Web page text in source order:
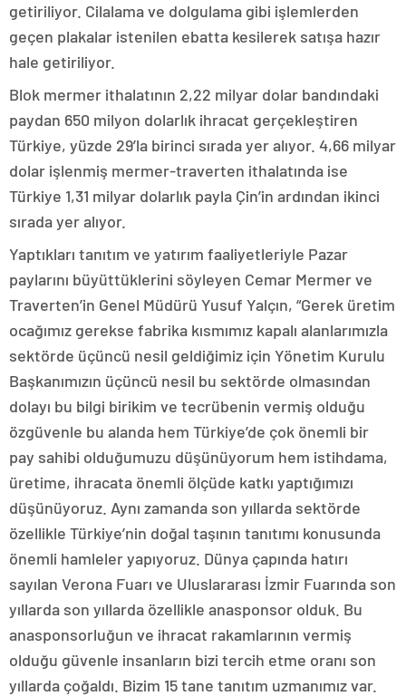
getiriliyor. Cilalama ve dolgulama gibi işlemlerden
geçen plakalar istenilen ebatta kesilerek satışa hazır
hale getiriliyor.
Blok mermer ithalatının 2,22 milyar dolar bandındaki
paydan 650 milyon dolarlık ihracat gerçekleştiren
Türkiye, yüzde 29’la birinci sırada yer alıyor. 4,66 milyar
dolar işlenmiş mermer-traverten ithalatında ise
Türkiye 1,31 milyar dolarlık payla Çin’in ardından ikinci
sırada yer alıyor.
Yaptıkları tanıtım ve yatırım faaliyetleriyle Pazar
paylarını büyüttüklerini söyleyen Cemar Mermer ve
Traverten’in Genel Müdürü Yusuf Yalçın, “Gerek üretim
ocağımız gerekse fabrika kısmımız kapalı alanlarımızla
sektörde üçüncü nesil geldiğimiz için Yönetim Kurulu
Başkanımızın üçüncü nesil bu sektörde olmasından
dolayı bu bilgi birikim ve tecrübenin vermiş olduğu
özgüvenle bu alanda hem Türkiye’de çok önemli bir
pay sahibi olduğumuzu düşünüyorum hem istihdama,
üretime, ihracata önemli ölçüde katkı yaptığımızı
düşünüyoruz. Aynı zamanda son yıllarda sektörde
özellikle Türkiye’nin doğal taşının tanıtımı konusunda
önemli hamleler yapıyoruz. Dünya çapında hatırı
sayılan Verona Fuarı ve Uluslararası İzmir Fuarında son
yıllarda son yıllarda özellikle anasponsor olduk. Bu
anasponsorluğun ve ihracat rakamlarının vermiş
olduğu güvenle insanların bizi tercih etme oranı son
yıllarda çoğaldı. Bizim 15 tane tanıtım uzmanımız var.